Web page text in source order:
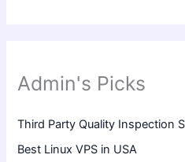
Admin's Picks
Third Party Quality Inspection
Best Linux VPS in USA